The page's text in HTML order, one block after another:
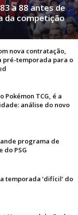
a 88 antes de
da competição
nova contratação,
pré-temporada para o
Pokémon TCG, é a
análise do novo
programa de
do PSG
temporada ‘difícil’ do